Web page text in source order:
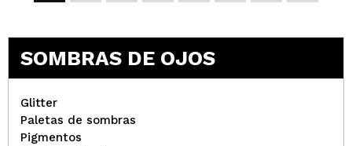
SOMBRAS DE OJOS
Glitter
Paletas de sombras
Pigmentos